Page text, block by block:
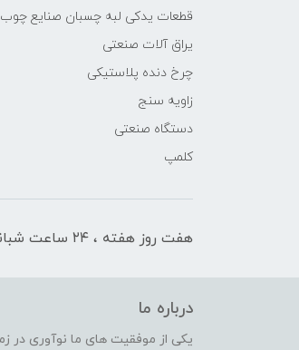
قطعات یدکی لبه چسبان صنایع چوب
یراق آلات صنعتی
چرخ دنده پلاستیکی
زاویه سنج
دستگاه صنعتی
کلمپ
هفت روز هفته ، ۲۴ ساعت شبانه‌روز پاسخگوی شما هستیم
درباره ما